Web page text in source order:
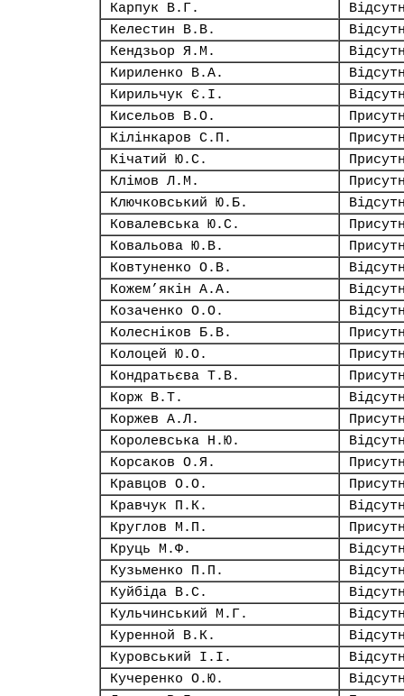
Карпук В.Г.
Келестин В.В.
Кендзьор Я.М.
Кириленко В.А.
Кирильчук Є.І.
Кисельов В.О.
Кілінкаров С.П.
Кічатий Ю.С.
Клімов Л.М.
Ключковський Ю.Б.
Ковалевська Ю.С.
Ковальова Ю.В.
Ковтуненко О.В.
Кожем’якін А.А.
Козаченко О.О.
Колесніков Б.В.
Колоцей Ю.О.
Кондратьєва Т.В.
Корж В.Т.
Коржев А.Л.
Королевська Н.Ю.
Корсаков О.Я.
Кравцов О.О.
Кравчук П.К.
Круглов М.П.
Круць М.Ф.
Кузьменко П.П.
Куйбіда В.С.
Кульчинський М.Г.
Куренной В.К.
Куровський І.І.
Кучеренко О.Ю.